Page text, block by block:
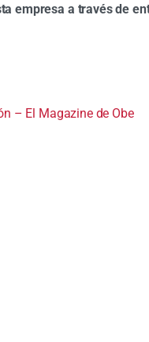
empresa a través de
– El Magazine de Obe